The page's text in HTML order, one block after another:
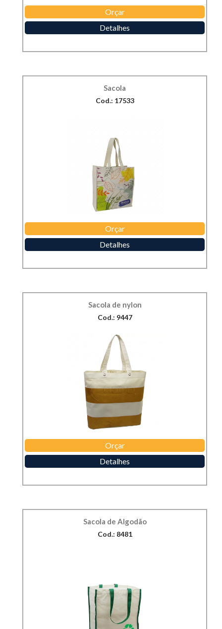
Orçar
Detalhes
Sacola
Cod.: 17533
Orçar
Detalhes
Sacola de nylon
Cod.: 9447
Orçar
Detalhes
Sacola de Algodão
Cod.: 8481